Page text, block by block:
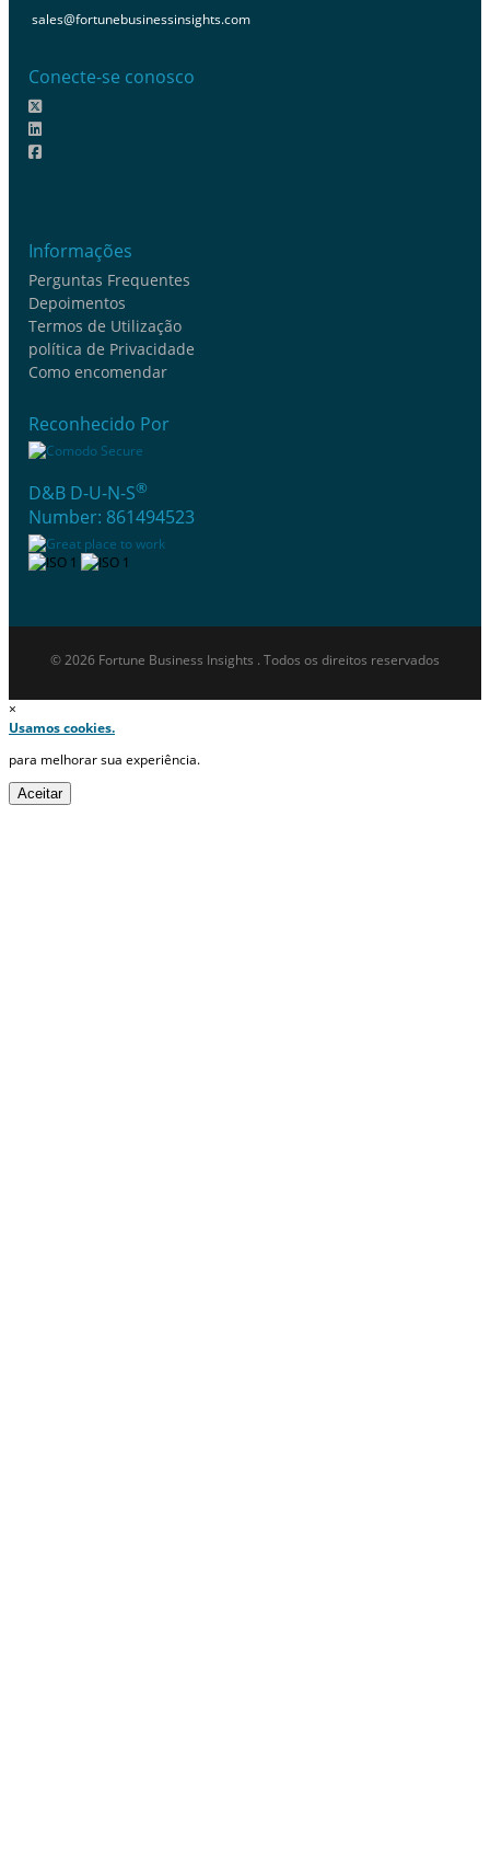
sales@fortunebusinessinsights.com
Conecte-se conosco
Informações
Perguntas Frequentes
Depoimentos
Termos de Utilização
política de Privacidade
Como encomendar
Reconhecido Por
D&B D-U-N-S®
Number: 861494523
© 2026 Fortune Business Insights . Todos os direitos reservados
×
Usamos cookies.
para melhorar sua experiência.
Aceitar